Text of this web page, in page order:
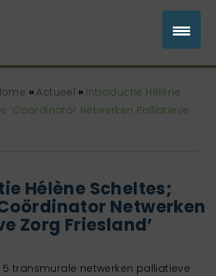
» Actueel » Introductie Hélène
‘Coördinator Netwerken Palliatieve
Hélène Scheltes;
Netwerken
Zorg Friesland’
5 transmurale netwerken palliatieve